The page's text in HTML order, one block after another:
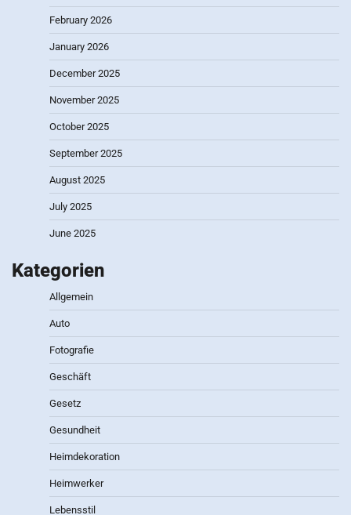
February 2026
January 2026
December 2025
November 2025
October 2025
September 2025
August 2025
July 2025
June 2025
Kategorien
Allgemein
Auto
Fotografie
Geschäft
Gesetz
Gesundheit
Heimdekoration
Heimwerker
Lebensstil